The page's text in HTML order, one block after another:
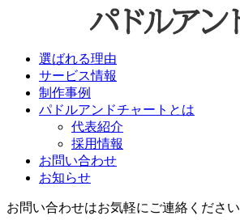
選ばれる理由
サービス情報
制作事例
パドルアンドチャートとは
代表紹介
採用情報
お問い合わせ
お知らせ
お問い合わせはお気軽にご連絡ください